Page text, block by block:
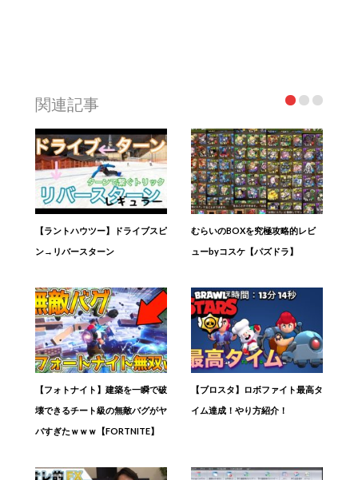
関連記事
【ラントハウツー】ドライブスピ
ン→リバースターン
むらいのBOXを究極攻略的レビ
ューbyコスケ【パズドラ】
【フォトナイト】建築を一瞬で破
壊できるチート級の無敵バグがヤ
バすぎたｗｗｗ【FORTNITE】
【ブロスタ】ロボファイト最高タ
イム達成！やり方紹介！